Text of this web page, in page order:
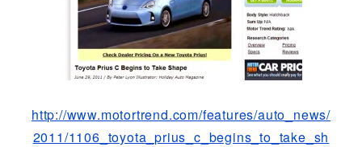
http://www.motortrend.com/features/auto_news/
2011/1106_toyota_prius_c_begins_to_take_sh